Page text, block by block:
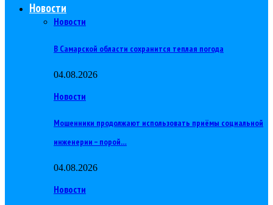
Новости
Новости
В Самарской области сохранится теплая погода
04.08.2026
Новости
Мошенники продолжают использовать приёмы социальной
инженерии – порой…
04.08.2026
Новости